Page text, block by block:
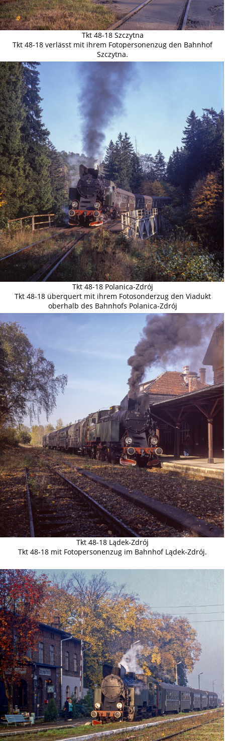
Tkt 48-18 Szczytna
Tkt 48-18 verlässt mit ihrem Fotopersonenzug den Bahnhof
Szczytna.
Tkt 48-18 Polanica-Zdrój
Tkt 48-18 überquert mit ihrem Fotosonderzug den Viadukt
oberhalb des Bahnhofs Polanica-Zdrój
Tkt 48-18 Lądek-Zdrój
Tkt 48-18 mit Fotopersonenzug im Bahnhof Lądek-Zdrój.